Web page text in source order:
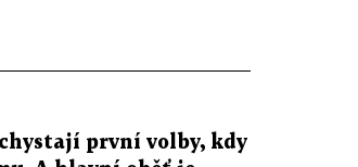
první volby, kdy